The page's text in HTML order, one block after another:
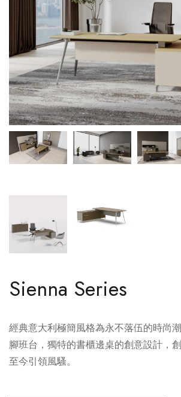
Sienna Series
經典意⼤利極簡風格為永不落伍的時尚
腳班台，獨特的書櫃邊桌的創意設計，
⾄今引領風騷。